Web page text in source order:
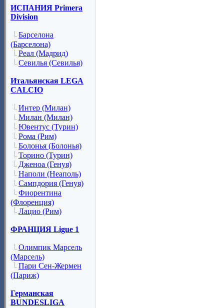
ИСПАНИЯ Primera
Division
Барселона
(Барселона)
Реал (Мадрид)
Севилья (Севилья)
Итальянская LEGA
CALCIO
Интер (Милан)
Милан (Милан)
Ювентус (Турин)
Рома (Рим)
Болонья (Болонья)
Торино (Турин)
Дженоа (Генуя)
Наполи (Неаполь)
Сампдория (Генуя)
Фиорентина
(Флоренция)
Лацио (Рим)
ФРАНЦИЯ Ligue 1
Олимпик Марсель
(Марсель)
Пари Сен-Жермен
(Париж)
Германская
BUNDESLIGA